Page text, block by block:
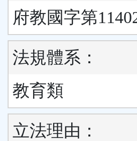
府教國字第
法規體系：
教育類
立法理由：